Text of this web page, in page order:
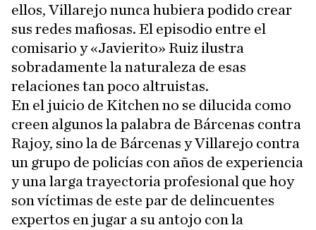
ellos, Villarejo nunca hubiera podido crear
sus redes mafiosas. El episodio entre el
comisario y «Javierito» Ruiz ilustra
sobradamente la naturaleza de esas
relaciones tan poco altruistas.
En el juicio de Kitchen no se dilucida como
creen algunos la palabra de Bárcenas contra
Rajoy, sino la de Bárcenas y Villarejo contra
un grupo de policías con años de experiencia
y una larga trayectoria profesional que hoy
son víctimas de este par de delincuentes
expertos en jugar a su antojo con la